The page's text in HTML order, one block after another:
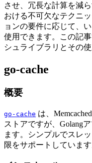
させ、冗長な計算を減
おける不可欠なテクニ
ョンの要件に応じて、
使用できます。この記
シュライブラリとその
go-cache
概要
go-cache は、
ストアですが、Golang
ます。シンプルでスレ
限をサポートしています